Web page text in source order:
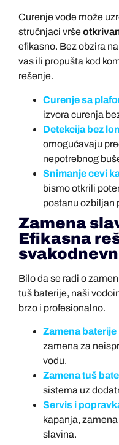
Curenje vode može
stručnjaci vrše
efikasno. Bez obzira
vas ili propušta kod
rešenje.
Curenje sa
izvora curenja
Detekcija bez
omogućavaju
nepotrebnog
Snimanje cevi
bismo otkrili
postanu ozbiljan
Zamena
Efikasna
Bilo da se radi o
tuš baterije, naši
brzo i profesionalno.
Zamena
zamena za
vodu.
Zamena tuš
sistema uz
Servis i
kapanja,
slavina.